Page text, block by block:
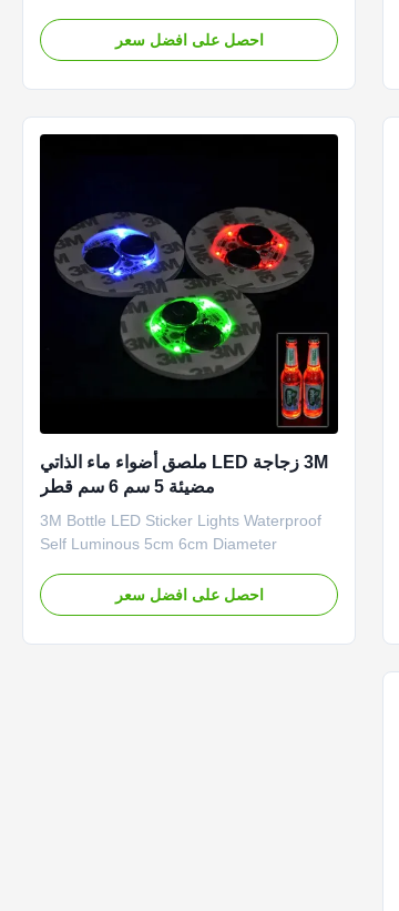
coaster battery 2*cr1620 material
PCB+LED+EVA color multicolor led
احصل على افضل سعر
3M زجاجة LED ملصق أضواء ماء الذاتي
مضيئة 5 سم 6 سم قطر
3M Bottle LED Sticker Lights Waterproof
Self Luminous 5cm 6cm Diameter
creating a romantic and warm
atmosphere. Space, optimized landscapes
احصل على افضل سعر